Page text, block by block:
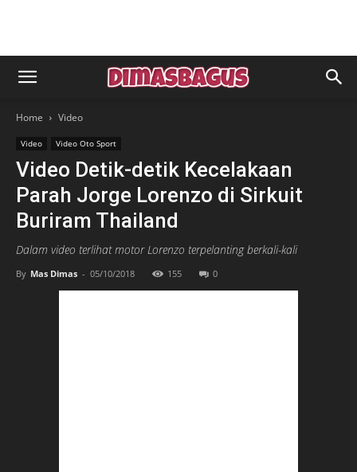
Home Video
Video Video Oto Sport
Video Detik-detik Kecelakaan
Parah Jorge Lorenzo di Sirkuit
Buriram Thailand
Dalam video terlihat motor Lorenzo terpelanting berkali-kali
By Mas Dimas - 05/10/2018 155 0